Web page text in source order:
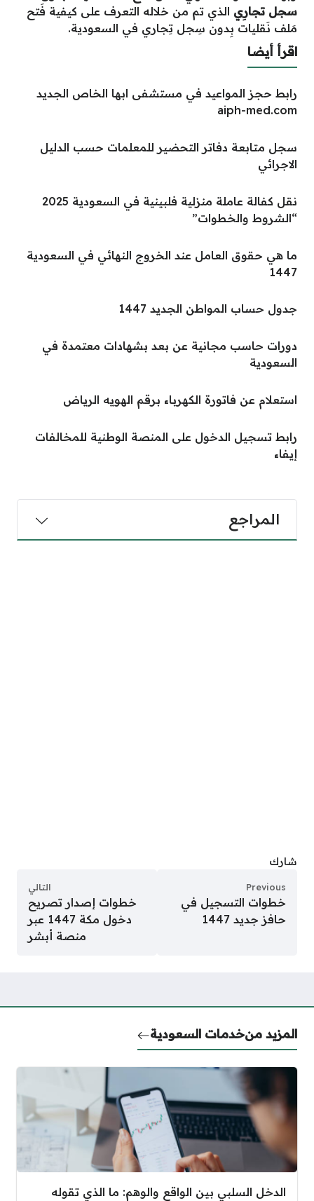
سجل تجارِي الذي تم من خلاله التعرف على كيفية فَتح
مَلف نَقليات بِدون سِجل تِجاري في السعودية.
اقرأ أيضا
رابط حجز المواعيد في مستشفى ابها الخاص الجديد
aiph-med.com
سجل متابعة دفاتر التحضير للمعلمات حسب الدليل
الاجرائي
نقل كفالة عاملة منزلية فلبينية في السعودية 2025
“الشروط والخطوات”
ما هي حقوق العامل عند الخروج النهائي في السعودية
1447
جدول حساب المواطن الجديد 1447
دورات حاسب مجانية عن بعد بشهادات معتمدة في
السعودية
استعلام عن فاتورة الكهرباء برقم الهويه الرياض
رابط تسجيل الدخول على المنصة الوطنية للمخالفات
إيفاء
المراجع
شارك
Previous
خطوات التسجيل في
حافز جديد 1447
التالي
خطوات إصدار تصريح
دخول مكة 1447 عبر
منصة أبشر
المزيد منخدمات السعودية
الدخل السلبي بين الواقع والوهم: ما الذي تقوله